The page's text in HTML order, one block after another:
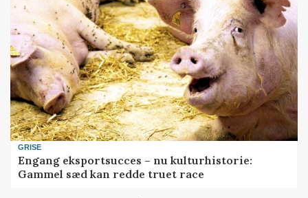
GRISE
Engang eksportsucces – nu kulturhistorie:
Gammel sæd kan redde truet race